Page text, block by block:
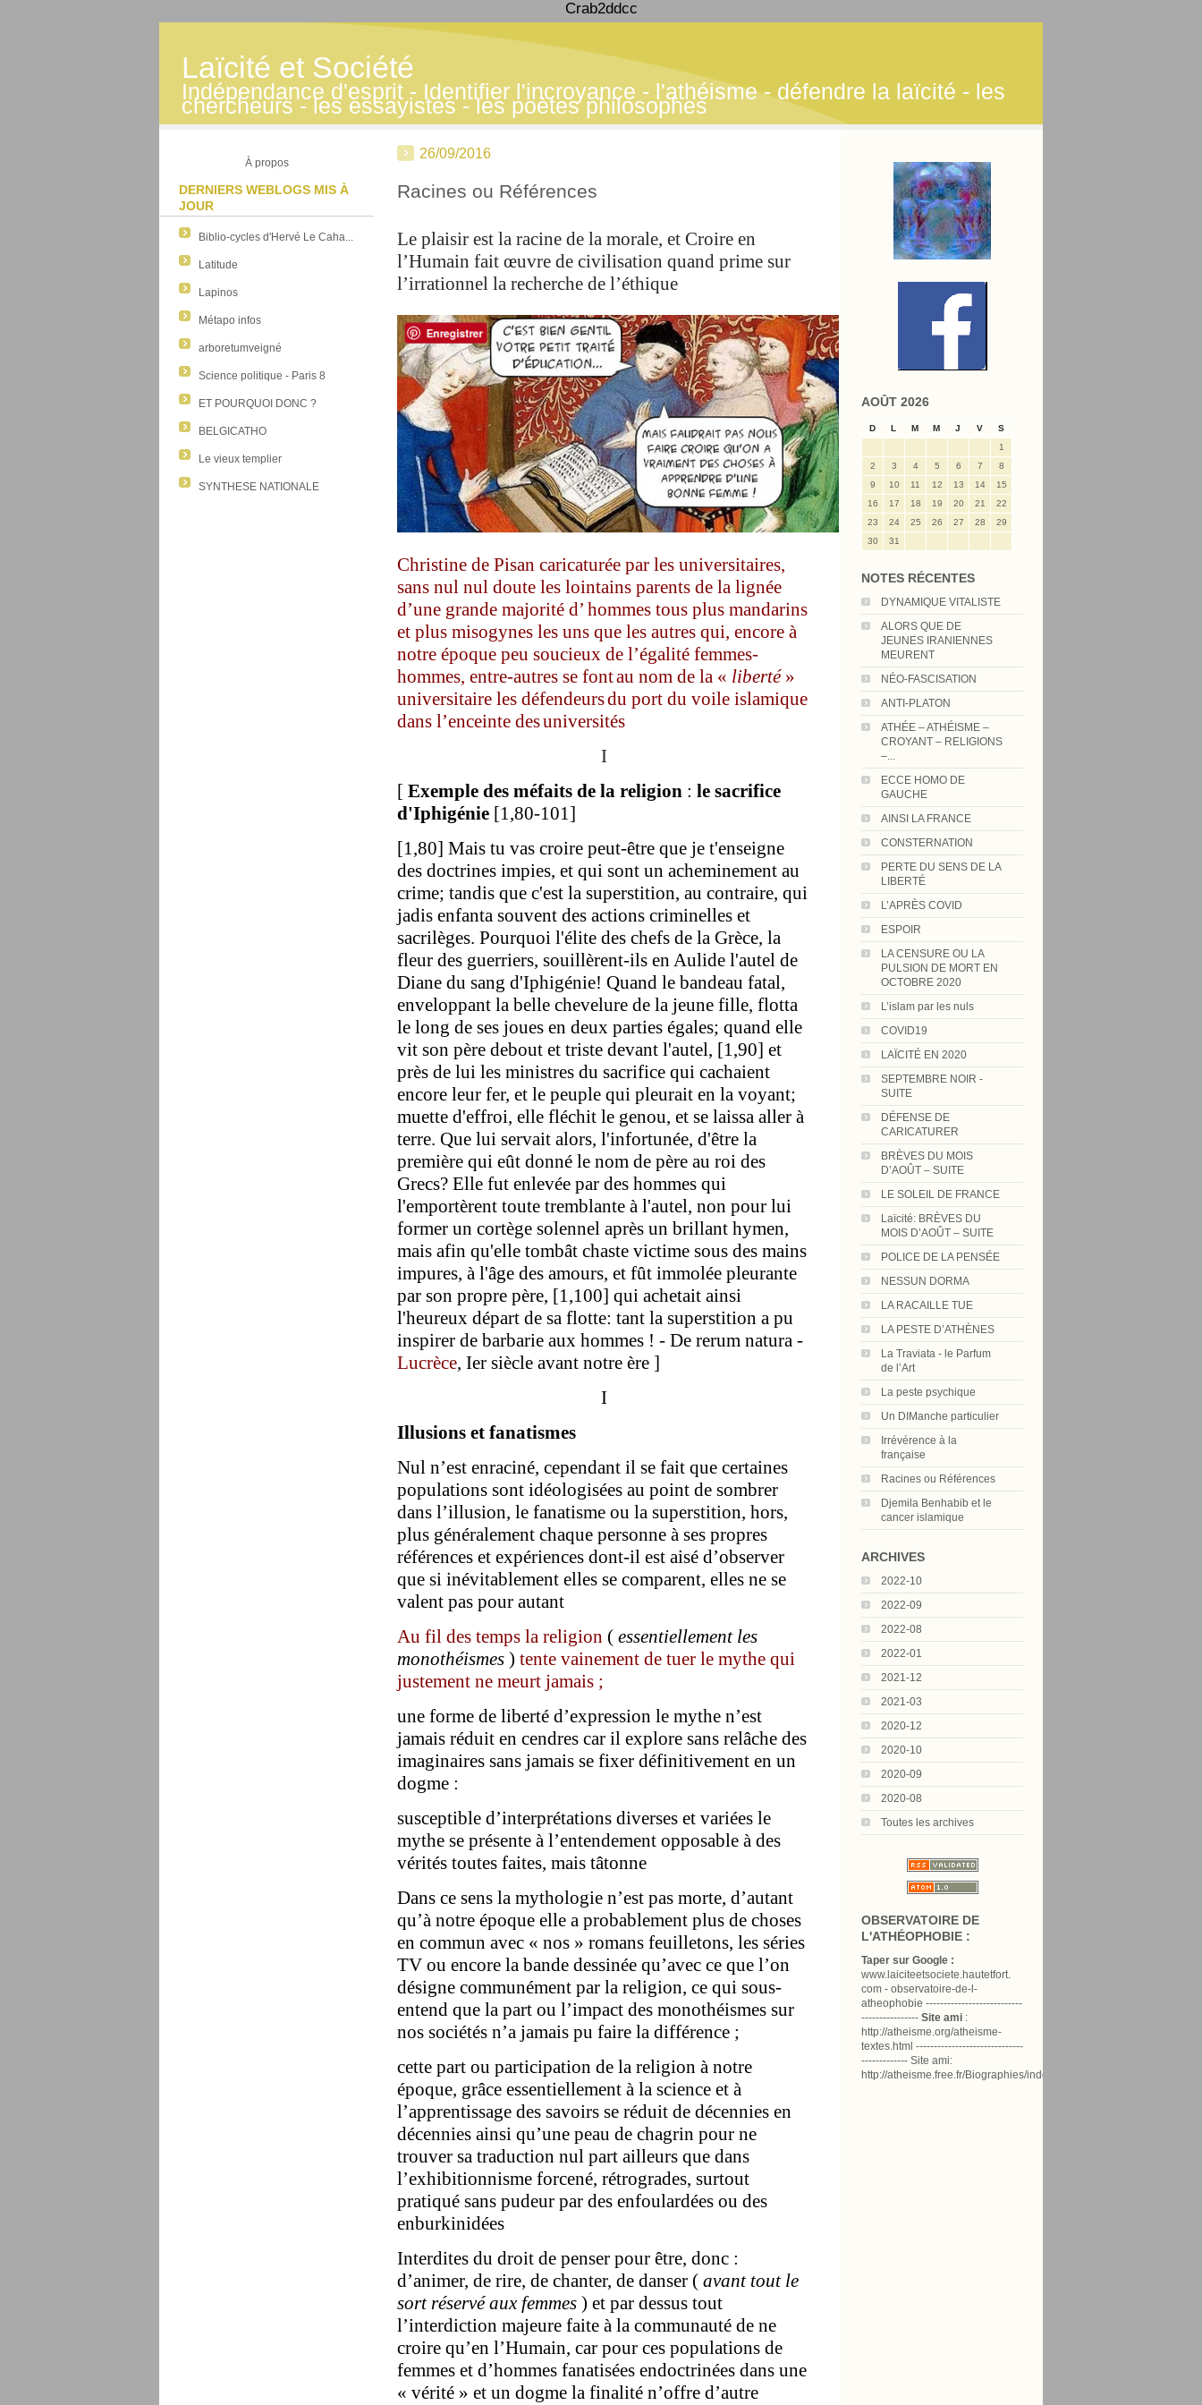
Crab2ddcc
Laïcité et Société
Indépendance d'esprit - Identifier l'incroyance - l'athéisme - défendre la laïcité - les
chercheurs - les essayistes - les poètes philosophes
À propos
DERNIERS WEBLOGS MIS À
JOUR
Biblio-cycles d'Hervé Le Caha...
Latitude
Lapinos
Métapo infos
arboretumveigné
Science politique - Paris 8
ET POURQUOI DONC ?
BELGICATHO
Le vieux templier
SYNTHESE NATIONALE
AOÛT 2026
D L M M J V
S
1
2
3 4 5 6 7
8
9
10 11 12 13 14
15
16
17 18 19 20 21
22
23
24 25 26 27 28
29
30
31
NOTES RÉCENTES
DYNAMIQUE VITALISTE
ALORS QUE DE
JEUNES IRANIENNES
MEURENT
NÉO-FASCISATION
ANTI-PLATON
ATHÉE – ATHÉISME –
CROYANT – RELIGIONS
–...
ECCE HOMO DE
GAUCHE
AINSI LA FRANCE
CONSTERNATION
PERTE DU SENS DE LA
LIBERTÉ
L’APRÈS COVID
ESPOIR
LA CENSURE OU LA
PULSION DE MORT EN
OCTOBRE 2020
L’islam par les nuls
COVID19
LAÏCITÉ EN 2020
SEPTEMBRE NOIR -
SUITE
DÉFENSE DE
CARICATURER
BRÈVES DU MOIS
D’AOÛT – SUITE
LE SOLEIL DE FRANCE
Laïcité: BRÈVES DU
MOIS D’AOÛT – SUITE
POLICE DE LA PENSÉE
NESSUN DORMA
LA RACAILLE TUE
LA PESTE D’ATHÈNES
La Traviata - le Parfum
de l’Art
La peste psychique
Un DIManche particulier
Irrévérence à la
française
Racines ou Références
Djemila Benhabib et le
cancer islamique
ARCHIVES
2022-10
2022-09
2022-08
2022-01
2021-12
2021-03
2020-12
2020-10
2020-09
2020-08
Toutes les archives
OBSERVATOIRE DE
L'ATHÉOPHOBIE :
Taper sur Google :
www.laiciteetsociete.hautetfort.
com - observatoire-de-l-
atheophobie ---------------------------
---------------- Site ami :
http://atheisme.org/atheisme-
textes.html ------------------------------
------------- Site ami:
http://atheisme.free.fr/Biographies/index.html
26/09/2016
Racines ou Références
Le plaisir est la racine de la morale, et Croire en
l’Humain fait œuvre de civilisation quand prime sur
l’irrationnel la recherche de l’éthique
Christine de Pisan caricaturée par les universitaires,
sans nul nul doute les lointains parents de la lignée
d’une grande majorité d’ hommes tous plus mandarins
et plus misogynes les uns que les autres qui, encore à
notre époque peu soucieux de l’égalité femmes-
hommes, entre-autres se fontau nom de la « liberté»
universitaire les défendeursdu port du voile islamique
dans l’enceinte desuniversités
I
[ Exemple des méfaits de la religion : le sacrifice
d'Iphigénie [1,80-101]
[1,80] Mais tu vas croire peut-être que je t'enseigne
des doctrines impies, et qui sont un acheminement au
crime; tandis que c'est la superstition, au contraire, qui
jadis enfanta souvent des actions criminelles et
sacrilèges. Pourquoi l'élite des chefs de la Grèce, la
fleur des guerriers, souillèrent-ils en Aulide l'autel de
Diane du sang d'Iphigénie! Quand le bandeau fatal,
enveloppant la belle chevelure de la jeune fille, flotta
le long de ses joues en deux parties égales; quand elle
vit son père debout et triste devant l'autel, [1,90] et
près de lui les ministres du sacrifice qui cachaient
encore leur fer, et le peuple qui pleurait en la voyant;
muette d'effroi, elle fléchit le genou, et se laissa aller à
terre. Que lui servait alors, l'infortunée, d'être la
première qui eût donné le nom de père au roi des
Grecs? Elle fut enlevée par des hommes qui
l'emportèrent toute tremblante à l'autel, non pour lui
former un cortège solennel après un brillant hymen,
mais afin qu'elle tombât chaste victime sous des mains
impures, à l'âge des amours, et fût immolée pleurante
par son propre père, [1,100] qui achetait ainsi
l'heureux départ de sa flotte: tant la superstition a pu
inspirer de barbarie aux hommes ! - De rerum natura -
Lucrèce, Ier siècle avant notre ère ]
I
Illusions et fanatismes
Nul n’est enraciné, cependant il se fait que certaines
populations sont idéologisées au point de sombrer
dans l’illusion, le fanatisme ou la superstition, hors,
plus généralement chaque personne à ses propres
références et expériences dont-il est aisé d’observer
que si inévitablement elles se comparent, elles ne se
valent pas pour autant
Au fil des temps la religion ( essentiellement les
monothéismes ) tente vainement de tuer le mythe qui
justement ne meurt jamais ;
une forme de liberté d’expression le mythe n’est
jamais réduit en cendres car il explore sans relâche des
imaginaires sans jamais se fixer définitivement en un
dogme :
susceptible d’interprétations diverses et variées le
mythe se présente à l’entendement opposable à des
vérités toutes faites, mais tâtonne
Dans ce sens la mythologie n’est pas morte, d’autant
qu’à notre époque elle a probablement plus de choses
en commun avec « nos » romans feuilletons, les séries
TV ou encore la bande dessinée qu’avec ce que l’on
désigne communément par la religion, ce qui sous-
entend que la part ou l’impact des monothéismes sur
nos sociétés n’a jamais pu faire la différence ;
cette part ou participation de la religion à notre
époque, grâce essentiellement à la science et à
l’apprentissage des savoirs se réduit de décennies en
décennies ainsi qu’une peau de chagrin pour ne
trouver sa traduction nul part ailleurs que dans
l’exhibitionnisme forcené, rétrogrades, surtout
pratiqué sans pudeur par des enfoulardées ou des
enburkinidées
Interdites du droit de penser pour être, donc :
d’animer, de rire, de chanter, de danser ( avant tout le
sort réservé aux femmes ) et par dessus tout
l’interdiction majeure faite à la communauté de ne
croire qu’en l’Humain, car pour ces populations de
femmes et d’hommes fanatisées endoctrinées dans une
« vérité » et un dogme la finalité n’offre d’autre